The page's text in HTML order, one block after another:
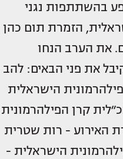
בהשתתפות נגני
הזמרת תום כהן
את הערב הנחו
את פני הבאים: להב
הישראלית
קרן הפילהרמונית
האירוע - רות שטרית
הישראלית -